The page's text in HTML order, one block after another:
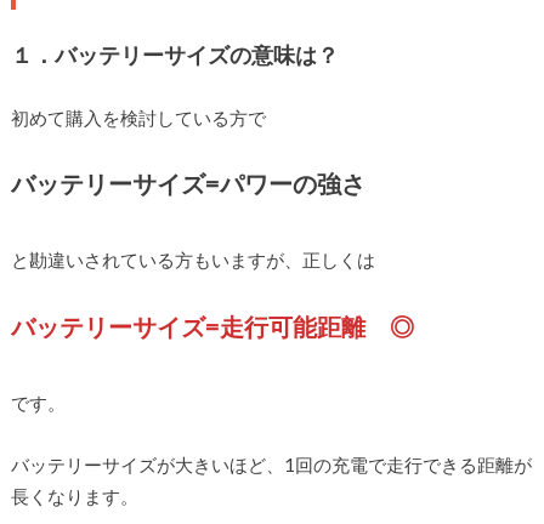
１．バッテリーサイズの意味は？
初めて購入を検討している方で
バッテリーサイズ=パワーの強さ
と勘違いされている方もいますが、正しくは
バッテリーサイズ=走行可能距離 ◎
です。
バッテリーサイズが大きいほど、1回の充電で走行できる距離が
長くなります。